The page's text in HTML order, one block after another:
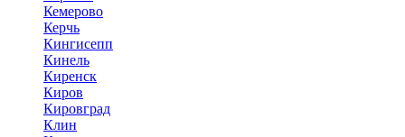
Кемерово
Керчь
Кингисепп
Кинель
Киренск
Киров
Кировград
Клин